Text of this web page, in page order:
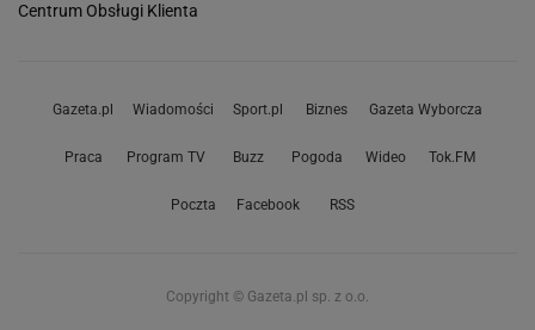
Centrum Obsługi Klienta
Gazeta.pl Wiadomości Sport.pl Biznes Gazeta Wyborcza
Praca Program TV Buzz Pogoda Wideo Tok.FM
Poczta Facebook RSS
Copyright © Gazeta.pl sp. z o.o.